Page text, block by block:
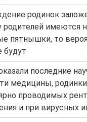
родинок
родителей имеются
пятнышки, то
будут
последние
медицины,
проводимых
и при вирусных